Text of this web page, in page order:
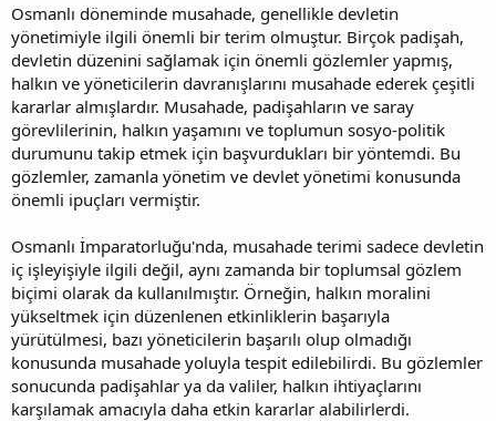
Osmanlı döneminde musahade, genellikle devletin
yönetimiyle ilgili önemli bir terim olmuştur. Birçok padişah,
devletin düzenini sağlamak için önemli gözlemler yapmış,
halkın ve yöneticilerin davranışlarını musahade ederek çeşitli
kararlar almışlardır. Musahade, padişahların ve saray
görevlilerinin, halkın yaşamını ve toplumun sosyo-politik
durumunu takip etmek için başvurdukları bir yöntemdi. Bu
gözlemler, zamanla yönetim ve devlet yönetimi konusunda
önemli ipuçları vermiştir.
Osmanlı İmparatorluğu'nda, musahade terimi sadece devletin
iç işleyişiyle ilgili değil, aynı zamanda bir toplumsal gözlem
biçimi olarak da kullanılmıştır. Örneğin, halkın moralini
yükseltmek için düzenlenen etkinliklerin başarıyla
yürütülmesi, bazı yöneticilerin başarılı olup olmadığı
konusunda musahade yoluyla tespit edilebilirdi. Bu gözlemler
sonucunda padişahlar ya da valiler, halkın ihtiyaçlarını
karşılamak amacıyla daha etkin kararlar alabilirlerdi.